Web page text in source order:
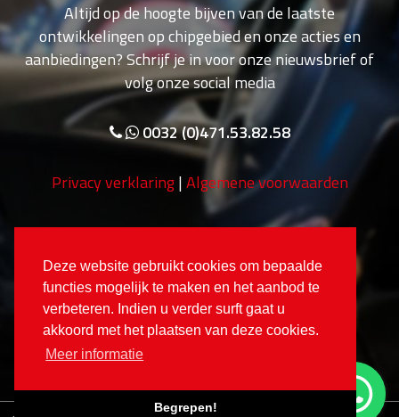
Deze website gebruikt cookies om bepaalde
functies mogelijk te maken en het aanbod te
verbeteren. Indien u verder surft gaat u
akkoord met het plaatsen van deze cookies.
Meer informatie
Begrepen!
Altijd op de hoogte bijven van de laatste
ontwikkelingen op chipgebied en onze acties en
aanbiedingen? Schrijf je in voor onze nieuwsbrief of
volg onze social media
0032 (0)471.53.82.58
Privacy verklaring|Algemene voorwaarden